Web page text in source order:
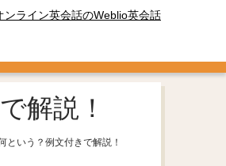
ンライン英会話のWeblio英会話
解説！
という？例文付きで解説！